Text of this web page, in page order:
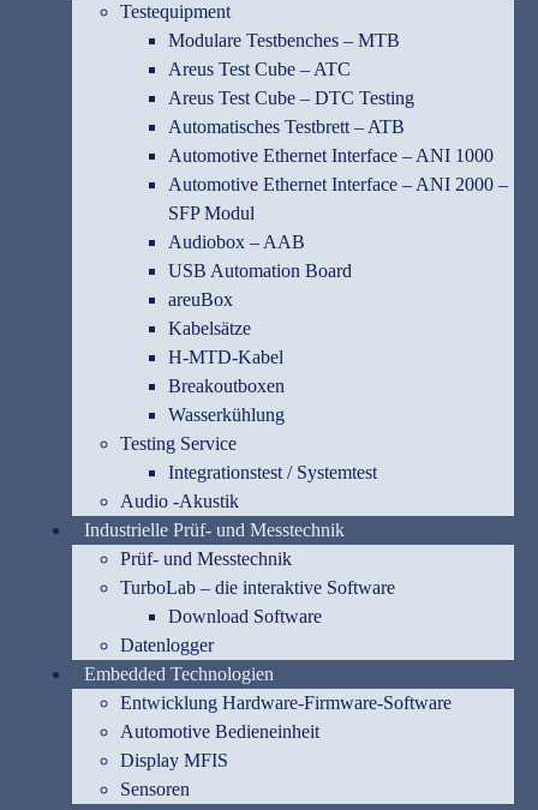
Testequipment
Modulare Testbenches – MTB
Areus Test Cube – ATC
Areus Test Cube – DTC Testing
Automatisches Testbrett – ATB
Automotive Ethernet Interface – ANI 1000
Automotive Ethernet Interface – ANI 2000 –
SFP Modul
Audiobox – AAB
USB Automation Board
areuBox
Kabelsätze
H-MTD-Kabel
Breakoutboxen
Wasserkühlung
Testing Service
Integrationstest / Systemtest
Audio -Akustik
Industrielle Prüf- und Messtechnik
Prüf- und Messtechnik
TurboLab – die interaktive Software
Download Software
Datenlogger
Embedded Technologien
Entwicklung Hardware-Firmware-Software
Automotive Bedieneinheit
Display MFIS
Sensoren